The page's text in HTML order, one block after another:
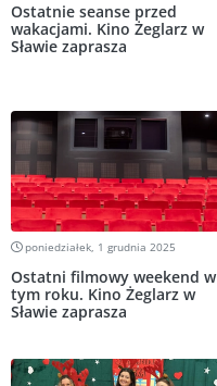
Ostatnie seanse przed
wakacjami. Kino Żeglarz w
Sławie zaprasza
poniedziałek, 1 grudnia 2025
Ostatni filmowy weekend w
tym roku. Kino Żeglarz w
Sławie zaprasza